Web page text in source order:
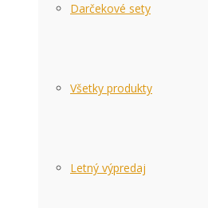
Darčekové sety
Všetky produkty
Letný výpredaj